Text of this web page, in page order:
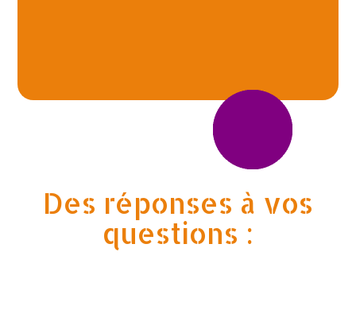
Des réponses à vos
questions :